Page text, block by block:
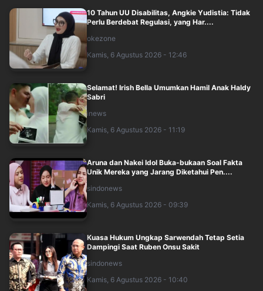
10 Tahun UU Disabilitas, Angkie Yudistia: Tidak
Perlu Berdebat Regulasi, yang Har....
okezone
Kamis, 6 Agustus 2026 - 12:46
Selamat! Irish Bella Umumkan Hamil Anak Haldy
Sabri
inews
Kamis, 6 Agustus 2026 - 11:19
Aruna dan Nakei Idol Buka-bukaan Soal Fakta
Unik Mereka yang Jarang Diketahui Pen....
sindonews
Kamis, 6 Agustus 2026 - 09:39
Kuasa Hukum Ungkap Sarwendah Tetap Setia
Dampingi Saat Ruben Onsu Sakit
sindonews
Kamis, 6 Agustus 2026 - 10:40